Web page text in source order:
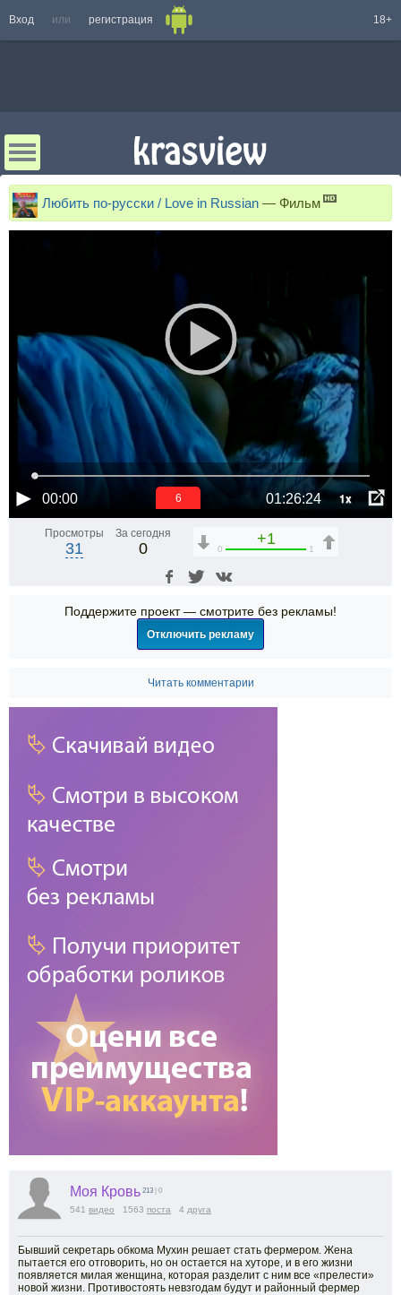
Вход или регистрация 18+
Любить по-русски / Love in Russian — Фильм
00:00 01:26:24 1x
6
Просмотры
31
За сегодня
0
+1
0 1
Поддержите проект — смотрите без рекламы!
Отключить рекламу
Читать комментарии
Моя Кровь 213 | 0
541 видео 1563 поста 4 друга
Бывший секретарь обкома Мухин решает стать фермером. Жена
пытается его отговорить, но он остается на хуторе, и в его жизни
появляется милая женщина, которая разделит с ним все «прелести»
новой жизни. Противостоять невзгодам будут и районный фермер